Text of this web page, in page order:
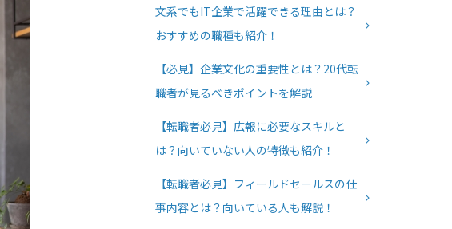
文系でもIT企業で活躍できる理由とは？
おすすめの職種も紹介！
【必見】企業文化の重要性とは？20代転
職者が見るべきポイントを解説
【転職者必見】広報に必要なスキルと
は？向いていない人の特徴も紹介！
【転職者必見】フィールドセールスの仕
事内容とは？向いている人も解説！